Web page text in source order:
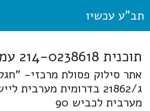
תב"ע עכשיו
תוכנית 214-0238618 עמק הירדן
אתר סילוק פסולת מרכזי-
ג/21862 בדרומית מערבית
מערבית לכביש 90